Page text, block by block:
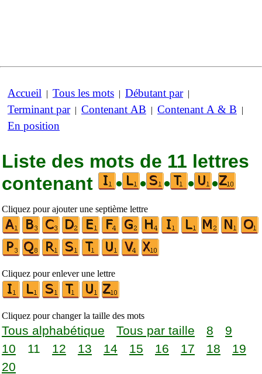
Accueil | Tous les mots | Débutant par|
Terminant par| Contenant AB | Contenant A & B |
En position
Liste des mots de 11 lettres
contenant
• • • • •
Cliquez pour ajouter une septième lettre
Cliquez pour enlever une lettre
Cliquez pour changer la taille des mots
Tous alphabétique Tous par taille 8
9
10
11 12 13 14 15 16 17 18
19
20